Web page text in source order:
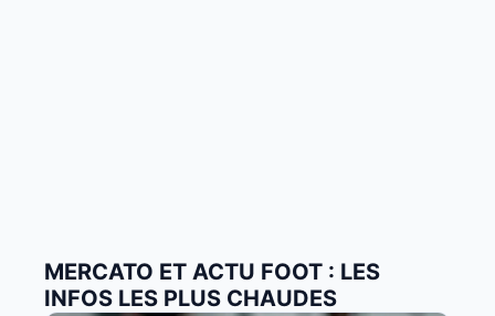
MERCATO ET ACTU FOOT : LES
INFOS LES PLUS CHAUDES